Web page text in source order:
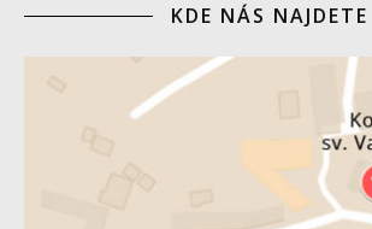
KDE NÁS NAJDETE